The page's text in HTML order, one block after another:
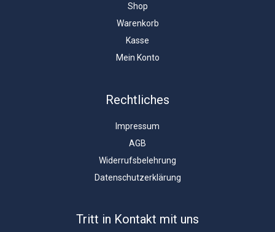
Shop
Warenkorb
Kasse
Mein Konto
Rechtliches
Impressum
AGB
Widerrufsbelehrung
Datenschutzerklärung
Tritt in Kontakt mit uns